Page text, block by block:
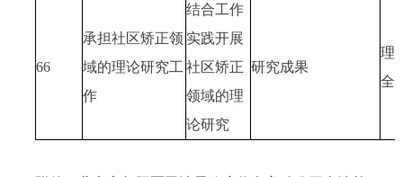
66
承担社区矫正领
域的理论研究工
作
结合工作
实践开展
社区矫正
领域的理
论研究
研究成果
理
全